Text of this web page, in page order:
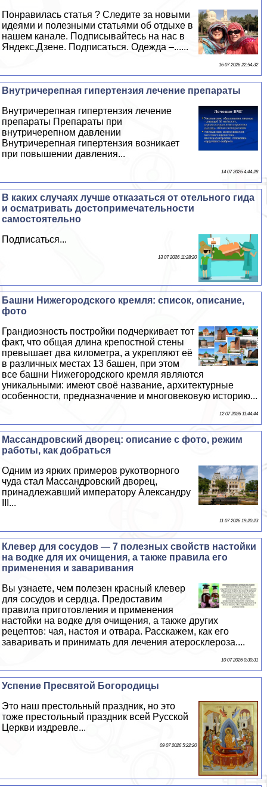
Понравилась статья ? Следите за новыми
идеями и полезными статьями об отдыхе в
нашем канале. Подписывайтесь на нас в
Яндекс.Дзене. Подписаться. Одежда –......
16 07 2026 22:54:32
Внутричерепная гипертензия лечение препараты
Внутричерепная гипертензия лечение
препараты Препараты при
внутричерепном давлении
Внутричерепная гипертензия возникает
при повышении давления...
14 07 2026 4:44:28
В каких случаях лучше отказаться от отельного гида
и осматривать достопримечательности
самостоятельно
Подписаться...
13 07 2026 11:28:20
Башни Нижегородского кремля: список, описание,
фото
Грандиозность постройки подчеркивает тот
факт, что общая длина крепостной стены
превышает два километра, а укрепляют её
в различных местах 13 башен, при этом
все башни Нижегородского кремля являются
уникальными: имеют своё название, архитектурные
особенности, предназначение и многовековую историю...
12 07 2026 11:44:44
Массандровский дворец: описание с фото, режим
работы, как добраться
Одним из ярких примеров рукотворного
чуда стал Массандровский дворец,
принадлежавший императору Александру
III...
11 07 2026 19:20:23
Клевер для сосудов — 7 полезных свойств настойки
на водке для их очищения, а также правила его
применения и заваривания
Вы узнаете, чем полезен красный клевер
для сосудов и сердца. Предоставим
правила приготовления и применения
настойки на водке для очищения, а также других
рецептов: чая, настоя и отвара. Расскажем, как его
заваривать и принимать для лечения атеросклероза....
10 07 2026 0:30:31
Успение Пресвятой Богородицы
Это наш престольный праздник, но это
тоже престольный праздник всей Русской
Церкви издревле...
09 07 2026 5:22:20